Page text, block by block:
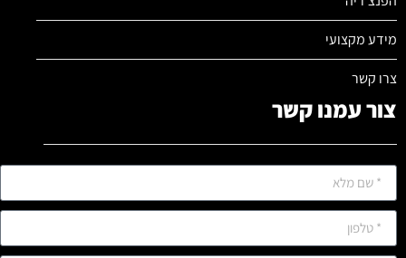
מידע מקצועי
צרו קשר
צור עמנו קשר